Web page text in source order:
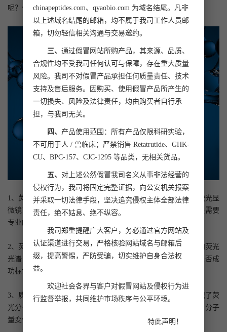
呢？今天小编在下面给大家做详细的解答。
1、荧光显微镜观察：如果多肽成功标记了荧光分子，那么在荧光显
微镜下，能够看到明显的荧光信号，这种方法简单快速，但是需要
专业的设备和操作人员；
2、荧光光谱仪检测：荧光光谱仪可以检测样品中的荧光强度和荧光
光谱，通过比较标记前后的荧光强度和光谱变化，判断多肽是否成
功标记了荧光分子，这种方法准确度高；
3、质谱分析：质谱分析可以检测多肽的分子量，如果成功标记了荧
光分子，那么其分子量应该会有所增加，通过比较标记前后的分子
量变化，可以判断多肽是否成功标记了荧光分子；
chinapeptides.com、qyaobio.com 为域名结尾。凡非
以上述域名结尾的邮箱，均不属于我司工作人员邮
箱，切勿轻信相关沟通与交易邀约。
三、 通过假冒网站所购产品，其来源、品质、
合规性均不受我司任何认可与保障，存在重大质量
风险。我司不对假冒产品承担任何质量责任、技术
支持及售后服务。因购买、使用假冒产品所产生的
一切损失、风险及法律责任，均由购买者自行承
担，与我司无关。
四、 产品使用范围：所有产品仅限科研实验，
不可用于人 / 兽临床；严禁销售 Retatrutide、GHK-
CU、BPC-157、CJC-1295 等品类，无相关货品。
五、 对上述公然假冒我司名义从事非法经营的
侵权行为，我司将固定完整证据，向公安机关报案
并采取一切法律手段，坚决追究侵权主体全部法律
责任，绝不姑息、绝不纵容。
我司郑重提醒广大客户，务必通过官方网站及
认证渠道进行交易，严格核验网站域名与邮箱后
缀，提高警惕，严防受骗，切实维护自身合法权
益。
欢迎社会各界与客户对假冒网站及侵权行为进
行监督举报，共同维护市场秩序与公平环境。
特此声明！